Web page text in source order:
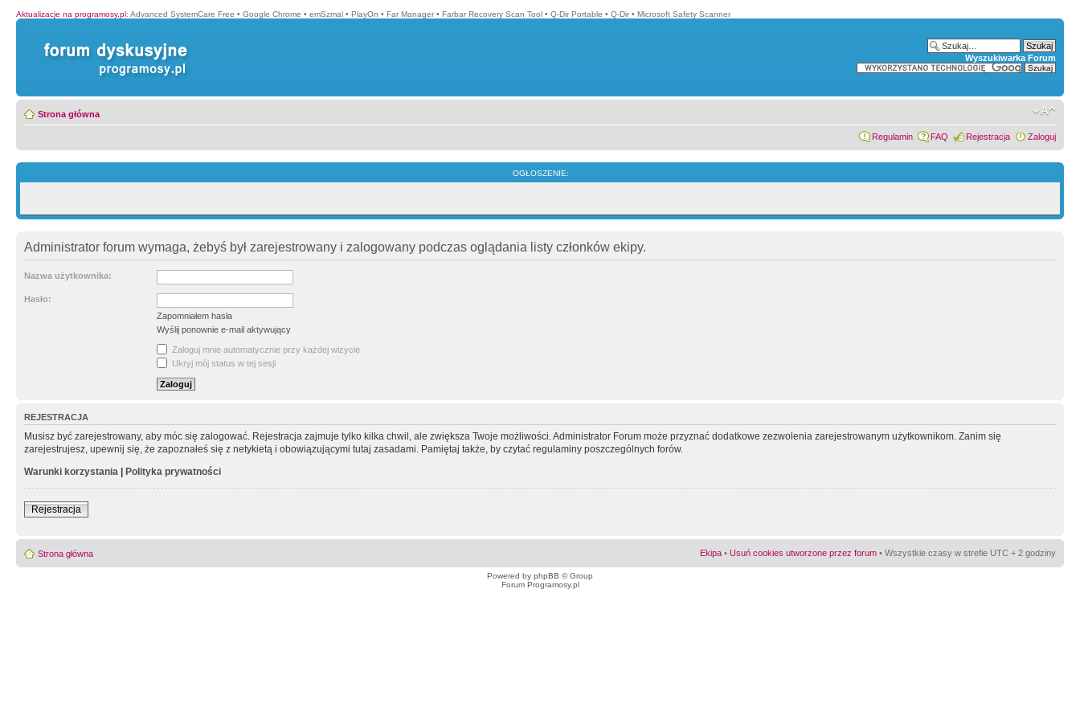
Aktualizacje na programosy.pl: Advanced SystemCare Free • Google Chrome • emSzmal • PlayOn • Far Manager • Farbar Recovery Scan Tool • Q-Dir Portable • Q-Dir • Microsoft Safety Scanner
Wyszukiwarka Forum
Strona główna
Regulamin FAQ Rejestracja Zaloguj
OGŁOSZENIE:
Administrator forum wymaga, żebyś był zarejestrowany i zalogowany podczas oglądania listy członków ekipy.
Nazwa użytkownika:
Hasło:
Zapomniałem hasła
Wyślij ponownie e-mail aktywujący
Zaloguj mnie automatycznie przy każdej wizycie
Ukryj mój status w tej sesji
REJESTRACJA
Musisz być zarejestrowany, aby móc się zalogować. Rejestracja zajmuje tylko kilka chwil, ale zwiększa Twoje możliwości. Administrator Forum może przyznać dodatkowe zezwolenia zarejestrowanym użytkownikom. Zanim się
zarejestrujesz, upewnij się, że zapoznałeś się z netykietą i obowiązującymi tutaj zasadami. Pamiętaj także, by czytać regulaminy poszczególnych forów.
Warunki korzystania | Polityka prywatności
Rejestracja
Strona główna Ekipa • Usuń cookies utworzone przez forum • Wszystkie czasy w strefie UTC + 2 godziny
Powered by phpBB © Group
Forum Programosy.pl